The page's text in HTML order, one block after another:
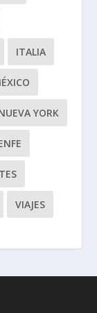
ITALIA
YORK
VIAJES